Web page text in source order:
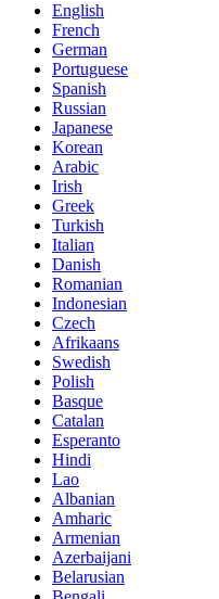
English
French
German
Portuguese
Spanish
Russian
Japanese
Korean
Arabic
Irish
Greek
Turkish
Italian
Danish
Romanian
Indonesian
Czech
Afrikaans
Swedish
Polish
Basque
Catalan
Esperanto
Hindi
Lao
Albanian
Amharic
Armenian
Azerbaijani
Belarusian